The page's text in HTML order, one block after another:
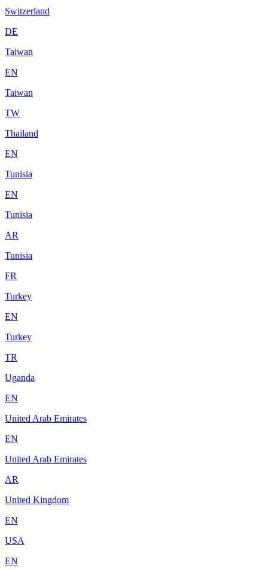
Switzerland
DE
Taiwan
EN
Taiwan
TW
Thailand
EN
Tunisia
EN
Tunisia
AR
Tunisia
FR
Turkey
EN
Turkey
TR
Uganda
EN
United Arab Emirates
EN
United Arab Emirates
AR
United Kingdom
EN
USA
EN